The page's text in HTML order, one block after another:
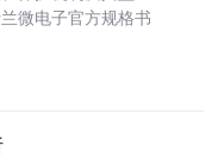
微电子官方规格书